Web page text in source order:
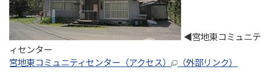
◀宮地東コミュニテ
ィセンター
宮地東コミュニティセンター（アクセス）
（外部リンク）